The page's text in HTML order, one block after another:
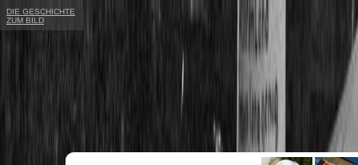
DIE GESCHICHTE
ZUM BILD